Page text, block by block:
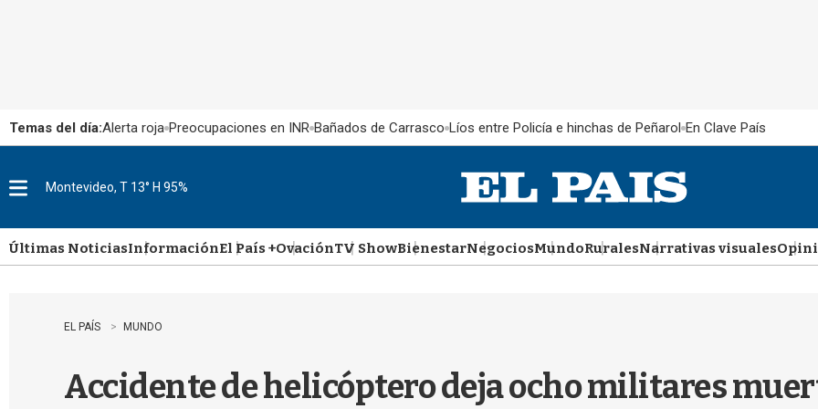
Temas del día:Alerta roja Preocupaciones en INR Bañados de Carrasco Líos entre Policía e hinchas de Peñarol En Clave País
u
Montevideo, T 13° H 95%
Últimas NoticiasInformaciónEl País +OvaciónTV ShowBienestarNegociosMundoRuralesNarrativas visuales
EL PAÍS MUNDO
Accidente de helicóptero deja ocho militares